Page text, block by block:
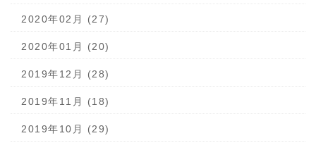
2020年02月 (27)
2020年01月 (20)
2019年12月 (28)
2019年11月 (18)
2019年10月 (29)